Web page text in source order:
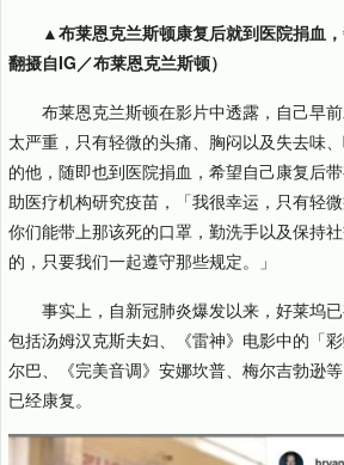
▲布莱恩克兰斯顿康复后就到医院捐血
翻摄自IG／布莱恩克兰斯顿）
布莱恩克兰斯顿在影片中透露，自己早
太严重，只有轻微的头痛、胸闷以及失去味
的他，随即也到医院捐血，希望自己康复后
助医疗机构研究疫苗，「我很幸运，只有轻
你们能带上那该死的口罩，勤洗手以及保持
的，只要我们一起遵守那些规定。」
事实上，自新冠肺炎爆发以来，好莱坞
包括汤姆汉克斯夫妇、《雷神》电影中的「
尔巴、《完美音调》安娜坎普、梅尔吉勃逊
已经康复。